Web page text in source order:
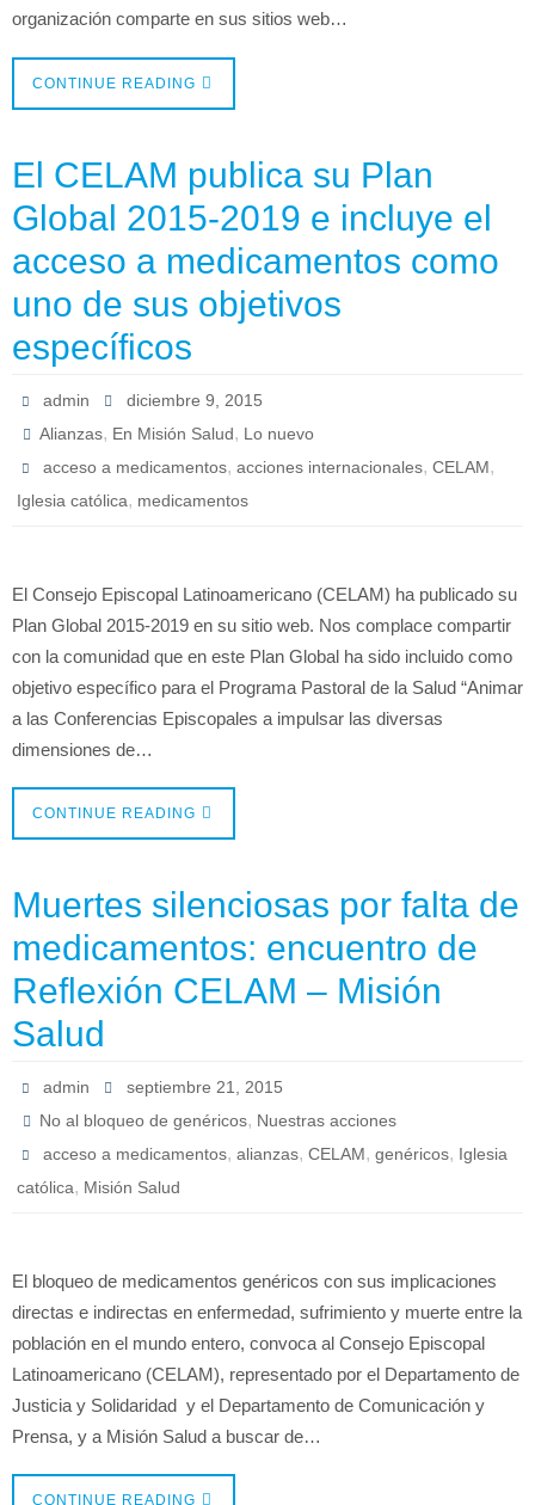
organización comparte en sus sitios web…
CONTINUE READING
El CELAM publica su Plan
Global 2015-2019 e incluye el
acceso a medicamentos como
uno de sus objetivos
específicos
admin
diciembre 9, 2015
Alianzas, En Misión Salud, Lo nuevo
acceso a medicamentos,acciones internacionales,CELAM,
Iglesia católica, medicamentos
El Consejo Episcopal Latinoamericano (CELAM) ha publicado su
Plan Global 2015-2019 en su sitio web. Nos complace compartir
con la comunidad que en este Plan Global ha sido incluido como
objetivo específico para el Programa Pastoral de la Salud “Animar
a las Conferencias Episcopales a impulsar las diversas
dimensiones de…
CONTINUE READING
Muertes silenciosas por falta de
medicamentos: encuentro de
Reflexión CELAM – Misión
Salud
admin
septiembre 21, 2015
No al bloqueo de genéricos, Nuestras acciones
acceso a medicamentos,alianzas,CELAM,genéricos, Iglesia
católica, Misión Salud
El bloqueo de medicamentos genéricos con sus implicaciones
directas e indirectas en enfermedad, sufrimiento y muerte entre la
población en el mundo entero, convoca al Consejo Episcopal
Latinoamericano (CELAM), representado por el Departamento de
Justicia y Solidaridad y el Departamento de Comunicación y
Prensa, y a Misión Salud a buscar de…
CONTINUE READING